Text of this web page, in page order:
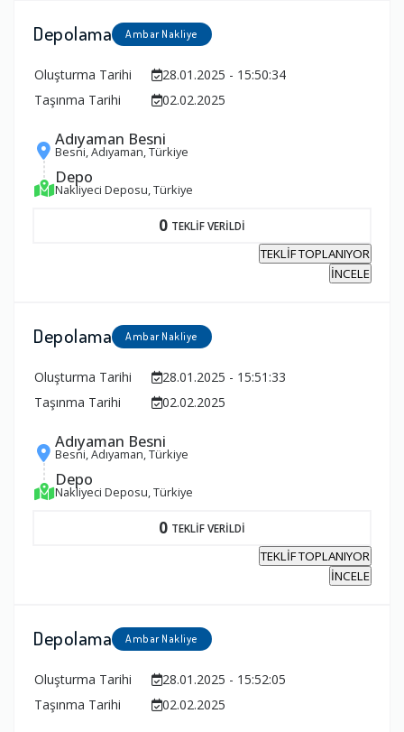
Depolama Ambar Nakliye
Oluşturma Tarihi
28.01.2025 - 15:50:34
Taşınma Tarihi
02.02.2025
Adıyaman Besni
Besni, Adıyaman, Türkiye
Depo
Nakliyeci Deposu, Türkiye
0 TEKLİF VERİLDİ
TEKLİF TOPLANIYOR
İNCELE
Depolama Ambar Nakliye
Oluşturma Tarihi
28.01.2025 - 15:51:33
Taşınma Tarihi
02.02.2025
Adıyaman Besni
Besni, Adıyaman, Türkiye
Depo
Nakliyeci Deposu, Türkiye
0 TEKLİF VERİLDİ
TEKLİF TOPLANIYOR
İNCELE
Depolama Ambar Nakliye
Oluşturma Tarihi
28.01.2025 - 15:52:05
Taşınma Tarihi
02.02.2025